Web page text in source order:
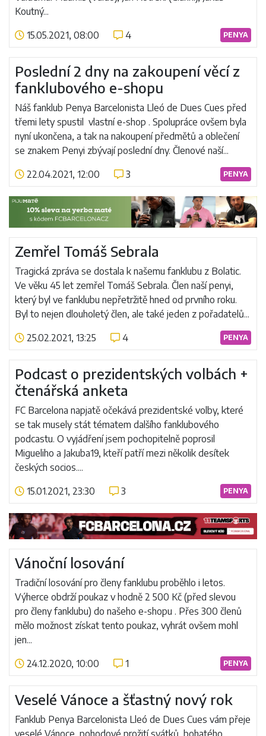
Koutný...
15.05.2021, 08:00
4 PENYA
Číst více
Poslední 2 dny na zakoupení věcí z
fanklubového e-shopu
Náš fanklub Penya Barcelonista Lleó de Dues Cues před
třemi lety spustil vlastní e-shop . Spolupráce ovšem byla
nyní ukončena, a tak na nakoupení předmětů a oblečení
se znakem Penyi zbývají poslední dny. Členové naší...
22.04.2021, 12:00
3 PENYA
Číst více
Zemřel Tomáš Sebrala
Tragická zpráva se dostala k našemu fanklubu z Bolatic.
Ve věku 45 let zemřel Tomáš Sebrala. Člen naší penyi,
který byl ve fanklubu nepřetržitě hned od prvního roku.
Byl to nejen dlouholetý člen, ale také jeden z pořadatelů...
25.02.2021, 13:25
4 PENYA
Číst více
Podcast o prezidentských volbách +
čtenářská anketa
FC Barcelona napjatě očekává prezidentské volby, které
se tak musely stát tématem dalšího fanklubového
podcastu. O vyjádření jsem pochopitelně poprosil
Migueliho a Jakuba19, kteří patří mezi několik desítek
českých socios....
15.01.2021, 23:30
3 PENYA
Číst více
Vánoční losování
Tradiční losování pro členy fanklubu proběhlo i letos.
Výherce obdrží poukaz v hodně 2 500 Kč (před slevou
pro členy fanklubu) do našeho e-shopu . Přes 300 členů
mělo možnost získat tento poukaz, vyhrát ovšem mohl
jen...
24.12.2020, 10:00
1 PENYA
Číst více
Veselé Vánoce a šťastný nový rok
Fanklub Penya Barcelonista Lleó de Dues Cues vám přeje
veselé Vánoce, pohodové prožití svátků, bohatého